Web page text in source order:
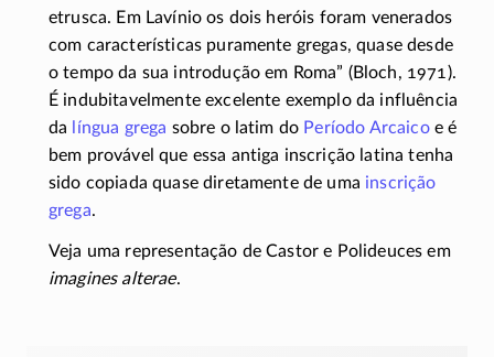
etrusca. Em Lavínio os dois heróis foram venerados
com características puramente gregas, quase desde
o tempo da sua introdução em Roma” (Bloch, 1971).
É indubitavelmente excelente exemplo da influência
da
língua grega sobre o latim do Período Arcaicoe é
bem provável que essa antiga inscrição latina tenha
sido copiada quase diretamente de uma inscrição
grega.
Veja uma representação de Castor e Polideuces em
imagines alterae.